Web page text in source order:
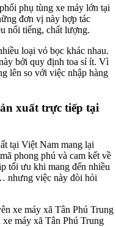
phụ tùng xe máy lớn tại
đơn vị này hợp tác
nổi tiếng, chất lượng.
loại vỏ bọc khác nhau.
bởi quy định toa sỉ ít. Vì
lên so với việc nhập hàng
xuất trực tiếp tại
tại Việt Nam mang lại
phong phú và cam kết về
tối ưu khi mang đến nhiều
nhưng việc này đòi hỏi
máy xã Tân Phú Trung